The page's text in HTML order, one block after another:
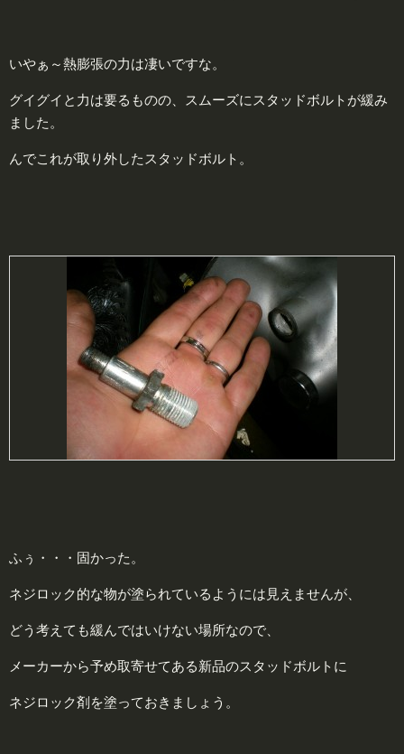
いやぁ～熱膨張の力は凄いですな。
グイグイと力は要るものの、スムーズにスタッドボルトが緩み
ました。
んでこれが取り外したスタッドボルト。
ふぅ・・・固かった。
ネジロック的な物が塗られているようには見えませんが、
どう考えても緩んではいけない場所なので、
メーカーから予め取寄せてある新品のスタッドボルトに
ネジロック剤を塗っておきましょう。